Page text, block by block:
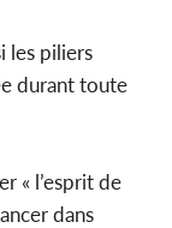
les piliers
durant toute
« l’esprit de
dans